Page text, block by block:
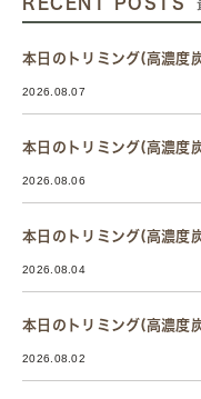
本日のトリミング(高濃度
2026.08.07
本日のトリミング(高濃度
2026.08.06
本日のトリミング(高濃度
2026.08.04
本日のトリミング(高濃度
2026.08.02